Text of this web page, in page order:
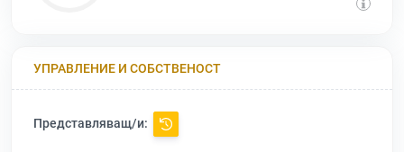
УПРАВЛЕНИЕ И СОБСТВЕНОСТ
Представляващ/и: